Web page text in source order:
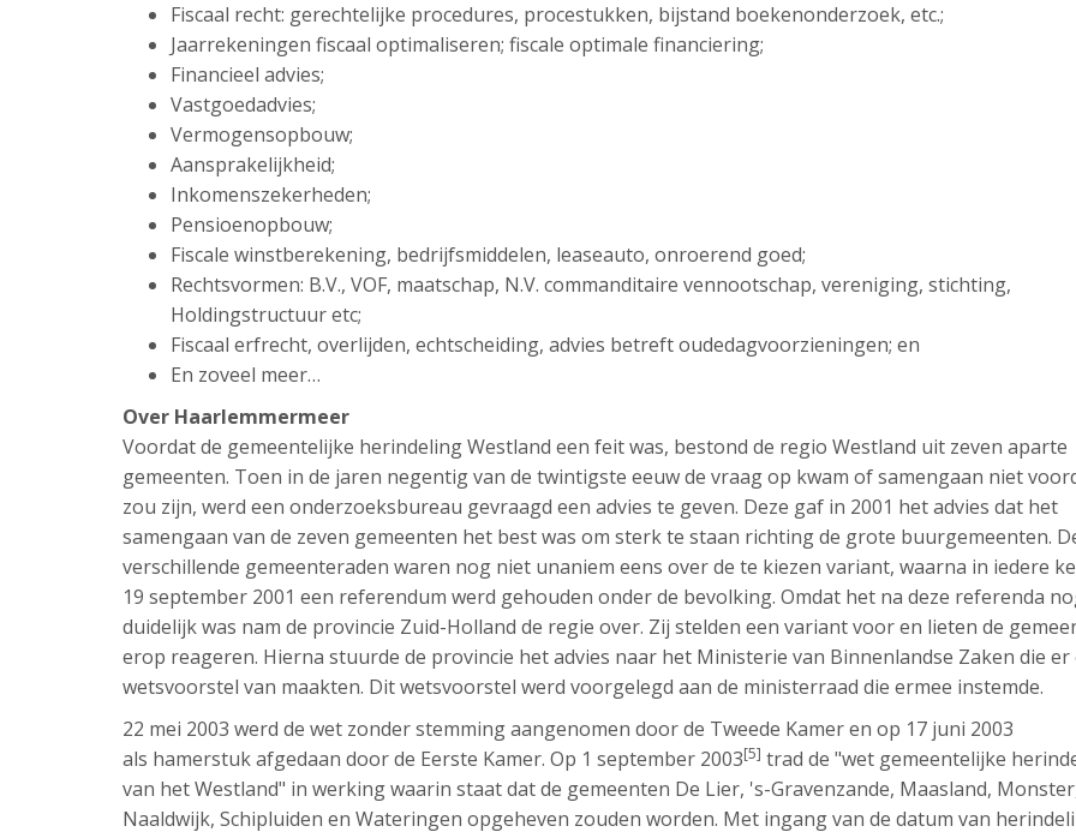
Fiscaal recht: gerechtelijke procedures, procestukken, bijstand boekenonderzoek, etc.;
Jaarrekeningen fiscaal optimaliseren; fiscale optimale financiering;
Financieel advies;
Vastgoedadvies;
Vermogensopbouw;
Aansprakelijkheid;
Inkomenszekerheden;
Pensioenopbouw;
Fiscale winstberekening, bedrijfsmiddelen, leaseauto, onroerend goed;
Rechtsvormen: B.V., VOF, maatschap, N.V. commanditaire vennootschap, vereniging, stichting,
Holdingstructuur etc;
Fiscaal erfrecht, overlijden, echtscheiding, advies betreft oudedagvoorzieningen; en
En zoveel meer…
Over Haarlemmermeer
Voordat de gemeentelijke herindeling Westland een feit was, bestond de regio Westland uit zeven aparte
gemeenten. Toen in de jaren negentig van de twintigste eeuw de vraag op kwam of samengaan niet
zou zijn, werd een onderzoeksbureau gevraagd een advies te geven. Deze gaf in 2001 het advies dat het
samengaan van de zeven gemeenten het best was om sterk te staan richting de grote buurgemeenten.
verschillende gemeenteraden waren nog niet unaniem eens over de te kiezen variant, waarna in iedere
19 september 2001 een referendum werd gehouden onder de bevolking. Omdat het na deze referenda
duidelijk was nam de provincie Zuid-Holland de regie over. Zij stelden een variant voor en lieten de
erop reageren. Hierna stuurde de provincie het advies naar het Ministerie van Binnenlandse Zaken die er
wetsvoorstel van maakten. Dit wetsvoorstel werd voorgelegd aan de ministerraad die ermee instemde.
22 mei 2003 werd de wet zonder stemming aangenomen door de Tweede Kamer en op 17 juni 2003
als hamerstuk afgedaan door de Eerste Kamer. Op 1 september 2003[5] trad de "wet gemeentelijke
van het Westland" in werking waarin staat dat de gemeenten De Lier, 's-Gravenzande, Maasland,
Naaldwijk, Schipluiden en Wateringen opgeheven zouden worden. Met ingang van de datum van